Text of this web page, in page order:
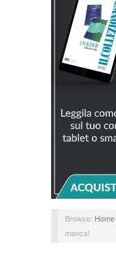
Browse: Home
manca!